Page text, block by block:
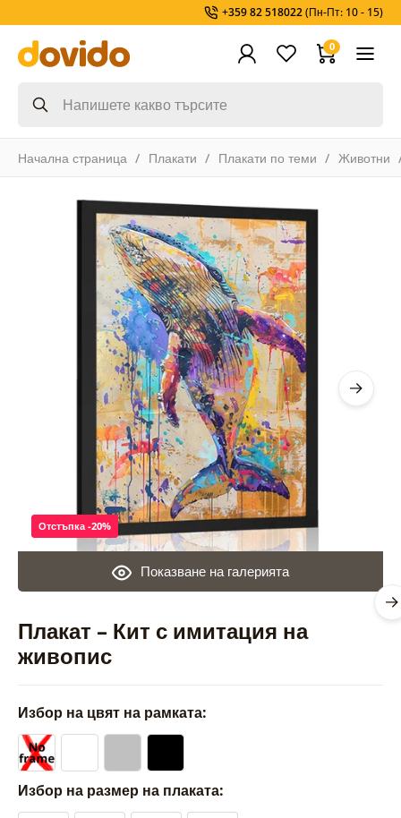
+359 82 518022(Пн-Пт: 10 - 15)
0
Начална страница Плакати Плакати по теми Животни
Плакат – Кит с имитация на
живопис
Показване на галерията
Отстъпка -20%
Избор на цвят на рамката:
Избор на размер на плаката: